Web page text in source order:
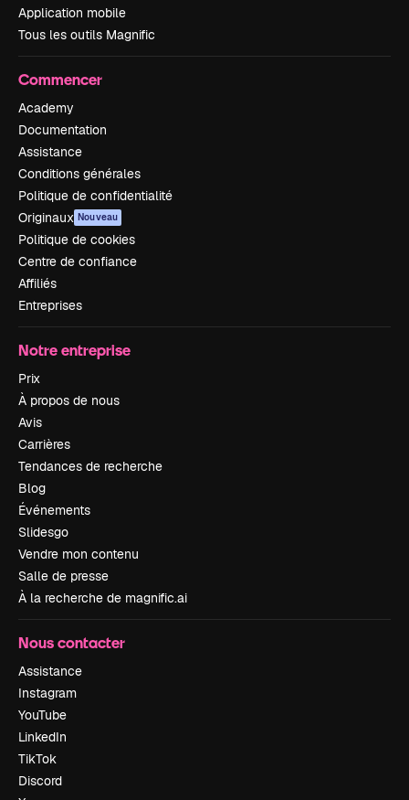
Application mobile
Tous les outils Magnific
Commencer
Academy
Documentation
Assistance
Conditions générales
Politique de confidentialité
Originaux Nouveau
Politique de cookies
Centre de confiance
Affiliés
Entreprises
Notre entreprise
Prix
À propos de nous
Avis
Carrières
Tendances de recherche
Blog
Événements
Slidesgo
Vendre mon contenu
Salle de presse
À la recherche de magnific.ai
Nous contacter
Assistance
Instagram
YouTube
LinkedIn
TikTok
Discord